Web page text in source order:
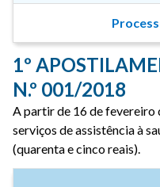
1º
N.º 001/2018
A partir de 16 de fevereiro
serviços de assistência à
(quarenta e cinco reais).